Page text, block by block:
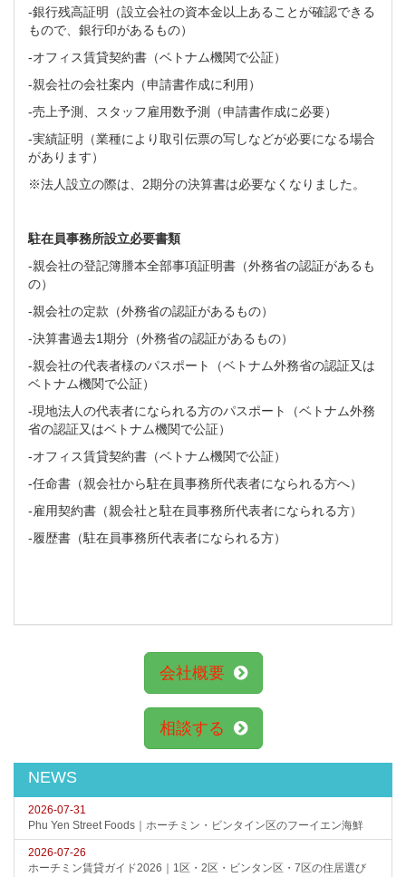
-銀行残高証明（設立会社の資本金以上あることが確認できる
もので、銀行印があるもの）
-オフィス賃貸契約書（ベトナム機関で公証）
-親会社の会社案内（申請書作成に利用）
-売上予測、スタッフ雇用数予測（申請書作成に必要）
-実績証明（業種により取引伝票の写しなどが必要になる場合
があります）
※法人設立の際は、2期分の決算書は必要なくなりました。
駐在員事務所設立必要書類
-親会社の登記簿謄本全部事項証明書（外務省の認証があるも
の）
-親会社の定款（外務省の認証があるもの）
-決算書過去1期分（外務省の認証があるもの）
-親会社の代表者様のパスポート（ベトナム外務省の認証又は
ベトナム機関で公証）
-現地法人の代表者になられる方のパスポート（ベトナム外務
省の認証又はベトナム機関で公証）
-オフィス賃貸契約書（ベトナム機関で公証）
-任命書（親会社から駐在員事務所代表者になられる方へ）
-雇用契約書（親会社と駐在員事務所代表者になられる方）
-履歴書（駐在員事務所代表者になられる方）
会社概要
相談する
NEWS
2026-07-31
Phu Yen Street Foods｜ホーチミン・ビンタイン区のフーイエン海鮮
2026-07-26
ホーチミン賃貸ガイド2026｜1区・2区・ビンタン区・7区の住居選び